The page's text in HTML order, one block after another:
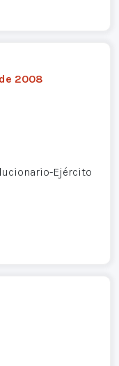
2008
Ejército